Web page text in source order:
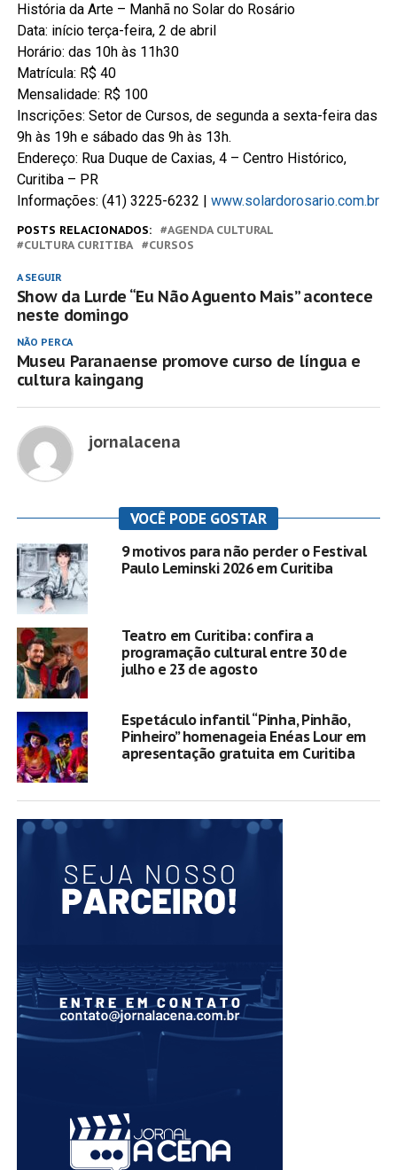
História da Arte – Manhã no Solar do Rosário
Data: início terça-feira, 2 de abril
Horário: das 10h às 11h30
Matrícula: R$ 40
Mensalidade: R$ 100
Inscrições: Setor de Cursos, de segunda a sexta-feira das
9h às 19h e sábado das 9h às 13h.
Endereço: Rua Duque de Caxias, 4 – Centro Histórico,
Curitiba – PR
Informações: (41) 3225-6232 | www.solardorosario.com.br
POSTS RELACIONADOS:
AGENDA CULTURAL
CULTURA CURITIBA
CURSOS
A SEGUIR
Show da Lurde “Eu Não Aguento Mais” acontece
neste domingo
NÃO PERCA
Museu Paranaense promove curso de língua e
cultura kaingang
jornalacena
VOCÊ PODE GOSTAR
9 motivos para não perder o Festival
Paulo Leminski 2026 em Curitiba
Teatro em Curitiba: confira a
programação cultural entre 30 de
julho e 23 de agosto
Espetáculo infantil “Pinha, Pinhão,
Pinheiro” homenageia Enéas Lour em
apresentação gratuita em Curitiba